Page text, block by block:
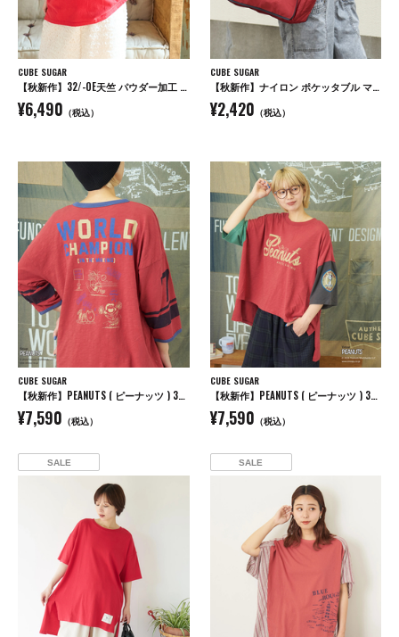
CUBE SUGAR
【秋新作】32/-OE天竺 パウダー加工 パッチロゴ 刺繍 Tシャツ
¥6,490 （税込）
CUBE SUGAR
【秋新作】ナイロン ポケッタブル マルシェ バッグ
¥2,420 （税込）
CUBE SUGAR
【秋新作】PEANUTS ( ピーナッツ ) 32/-スラブ天竺 ライン入り 7分袖 プルオーバー Tシャツ
¥7,590 （税込）
CUBE SUGAR
【秋新作】PEANUTS ( ピーナッツ ) 32/-スラブ天竺 配色 ワイド Tシャツ
¥7,590 （税込）
SALE SALE